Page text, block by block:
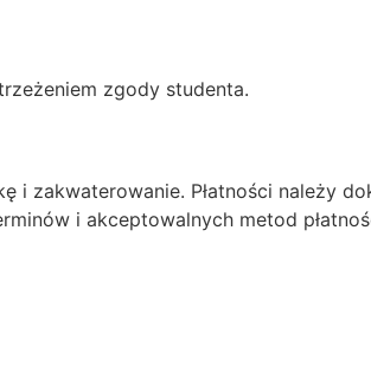
zgody studenta.
i zakwaterowanie. Płatności należy
i akceptowalnych metod